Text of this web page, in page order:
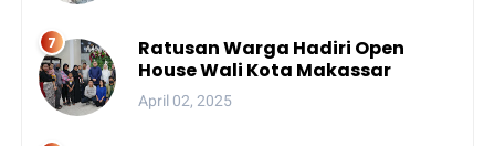
Ratusan Warga Hadiri Open
House Wali Kota Makassar
April 02, 2025